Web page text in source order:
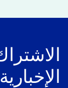
الإخبارية